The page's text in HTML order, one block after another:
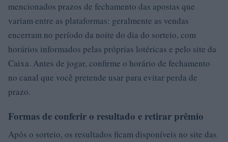
mencionados prazos de fechamento das apostas que
variam entre as plataformas: geralmente as vendas
encerram no período da noite do dia do sorteio, com
horários informados pelas próprias lotéricas e pelo site da
Caixa. Antes de jogar, confirme o horário de fechamento
no canal que você pretende usar para evitar perda de
prazo.
Formas de conferir o resultado e retirar prêmio
Após o sorteio, os resultados ficam disponíveis no site das